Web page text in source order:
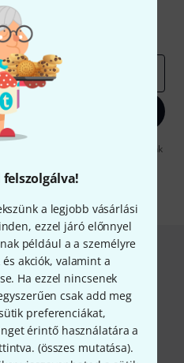
a legjobb vásárlási
ezzel járó előnnyel
például a a személyre
akciók, valamint a
Ha ezzel nincsenek
csak add meg
preferenciákat,
érintő használatára a
(összes mutatása).
Akciók
elfogadja, hogy e-mailben küldjünk
guideline-ben talál.
Banki átutalás vagy